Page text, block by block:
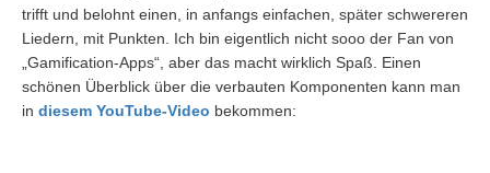
trifft und belohnt einen, in anfangs einfachen, später schwereren
Liedern, mit Punkten. Ich bin eigentlich nicht sooo der Fan von
„Gamification-Apps“, aber das macht wirklich Spaß. Einen
schönen Überblick über die verbauten Komponenten kann man
in diesem YouTube-Video bekommen: